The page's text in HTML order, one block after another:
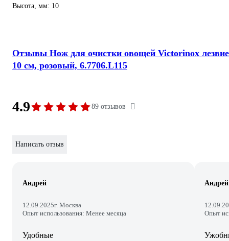
Высота, мм: 10
Отзывы Нож для очистки овощей Victorinox лезвие
10 см, розовый, 6.7706.L115
4.9 89 отзывов
Написать отзыв
Андрей
12.09.2025г. Москва
Опыт использования: Менее месяца
Удобные
Андрей
Опыт